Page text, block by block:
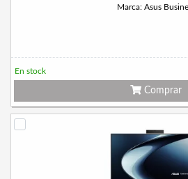
Marca: Asus
En stock
Comprar